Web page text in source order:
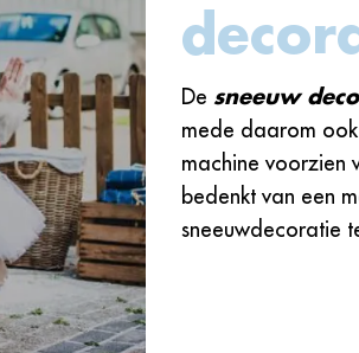
De sneeuw
mede daarom
machine voorzien
bedenkt van een
sneeuwdecoratie